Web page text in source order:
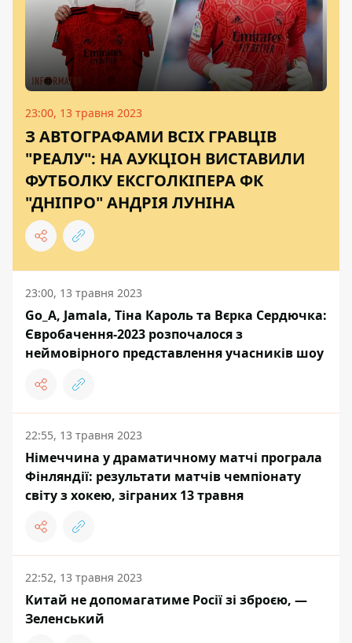
23:00, 13 травня 2023
З АВТОГРАФАМИ ВСІХ ГРАВЦІВ
"РЕАЛУ": НА АУКЦІОН ВИСТАВИЛИ
ФУТБОЛКУ ЕКСГОЛКІПЕРА ФК
"ДНІПРО" АНДРІЯ ЛУНІНА
23:00, 13 травня 2023
Go_A, Jamala, Тіна Кароль та Вєрка Сердючка:
Євробачення-2023 розпочалося з
неймовірного представлення учасників шоу
22:55, 13 травня 2023
Німеччина у драматичному матчі програла
Фінляндії: результати матчів чемпіонату
світу з хокею, зіграних 13 травня
22:52, 13 травня 2023
Китай не допомагатиме Росії зі зброєю, —
Зеленський